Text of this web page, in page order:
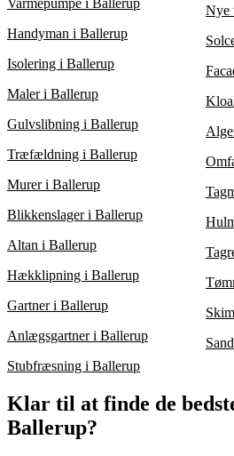
Varmepumpe i Ballerup
Handyman i Ballerup
Isolering i Ballerup
Maler i Ballerup
Gulvslibning i Ballerup
Træfældning i Ballerup
Murer i Ballerup
Blikkenslager i Ballerup
Altan i Ballerup
Hækklipning i Ballerup
Gartner i Ballerup
Anlægsgartner i Ballerup
Stubfræsning i Ballerup
Nye
Klar til at finde de
Ballerup?